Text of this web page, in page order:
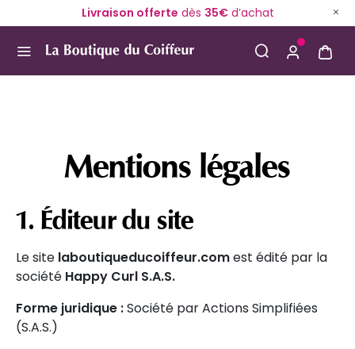
Livraison offerte dès 35€d’achat
Mentions légales
1. Éditeur du site
Le site laboutiqueducoiffeur.comest édité par la
société Happy Curl S.A.S.
Forme juridique :Société par Actions Simplifiées
(S.A.S.)